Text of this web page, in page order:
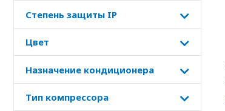
Степень защиты IP
Цвет
Назначение кондиционера
Тип компрессора